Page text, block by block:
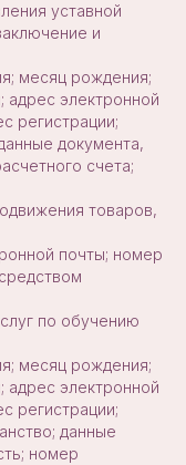
уставной
и
месяц рождения;
адрес электронной
регистрации;
документа,
счета;
товаров,
почты; номер
по обучению
месяц рождения;
адрес электронной
регистрации;
данные
номер